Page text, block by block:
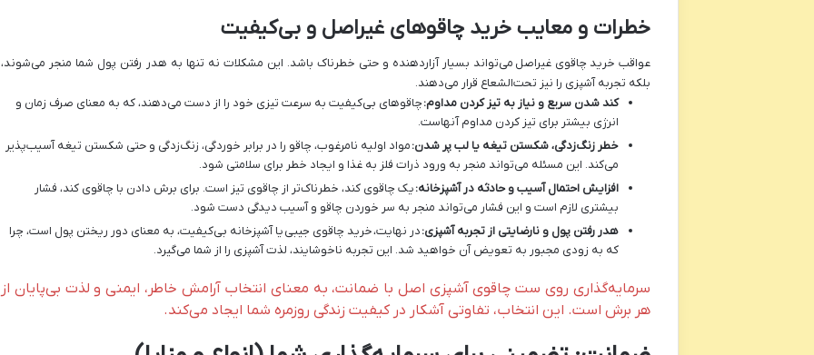
خطرات و معایب خرید چاقوهای غیراصل و بی‌کیفیت
عواقب خریدچاقوی غیراصل می‌تواند بسیار آزاردهنده و حتی خطرناک باشد. این مشکلات نه تنها به هدر رفتن پول شما منجر می‌شوند،
بلکه تجربه آشپزی را نیز تحت‌الشعاع قرار می‌دهند.
کند شدن سریع و نیاز به تیز کردن مداوم:چاقوهای بی‌کیفیت به سرعت تیزی خود را از دست می‌دهند، که به معنای صرف زمان و
انرژی بیشتر برای تیز کردن مداوم آنهاست.
خطر زنگ‌زدگی، شکستن تیغه یا لب پر شدن:مواد اولیه نامرغوب، چاقو را در برابر خوردگی، زنگ‌زدگی و حتی شکستن تیغه آسیب‌پذیر
می‌کند. این مسئله می‌تواند منجر به ورود ذرات فلز به غذا و ایجاد خطر برای سلامتی شود.
افزایش احتمال آسیب و حادثه در آشپزخانه:یک چاقوی کند، خطرناک‌تر از چاقوی تیز است. برای برش دادن با چاقوی کند، فشار
بیشتری لازم است و این فشار می‌تواند منجر به سر خوردن چاقو و آسیب دیدگی دست شود.
هدر رفتن پول و نارضایتی از تجربه آشپزی:در نهایت،خرید چاقوی جیبییا آشپزخانه بی‌کیفیت، به معنای دور ریختن پول است، چرا
که به زودی مجبور به تعویض آن خواهید شد. این تجربه ناخوشایند، لذت آشپزی را از شما می‌گیرد.
سرمایه‌گذاری روی ست چاقوی آشپزی اصل با ضمانت، به معنای انتخاب آرامش خاطر، ایمنی و لذت بی‌پایان از
هر برش است. این انتخاب، تفاوتی آشکار در کیفیت زندگی روزمره شما ایجاد می‌کند.